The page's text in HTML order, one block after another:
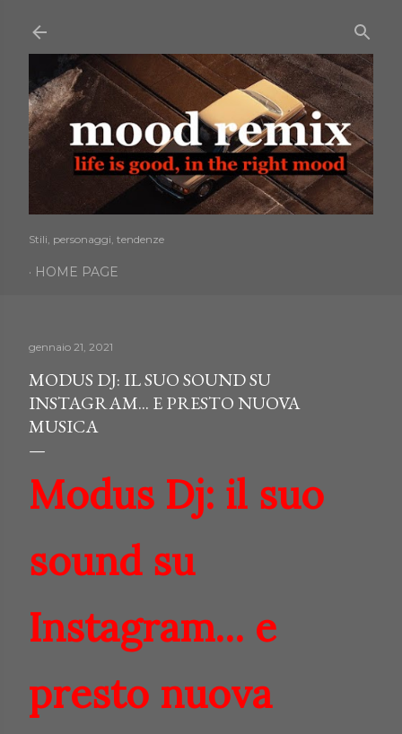
Stili, personaggi, tendenze
HOME PAGE
gennaio 21, 2021
MODUS DJ: IL SUO SOUND SU
INSTAGRAM... E PRESTO NUOVA
MUSICA
Modus Dj: il suo
sound su
Instagram... e
presto nuova